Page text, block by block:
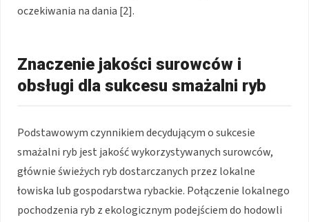
oczekiwania na dania [2].
Znaczenie jakości surowców i
obsługi dla sukcesu smażalni ryb
Podstawowym czynnikiem decydującym o sukcesie
smażalni ryb jest jakość wykorzystywanych surowców,
głównie świeżych ryb dostarczanych przez lokalne
łowiska lub gospodarstwa rybackie. Połączenie lokalnego
pochodzenia ryb z ekologicznym podejściem do hodowli